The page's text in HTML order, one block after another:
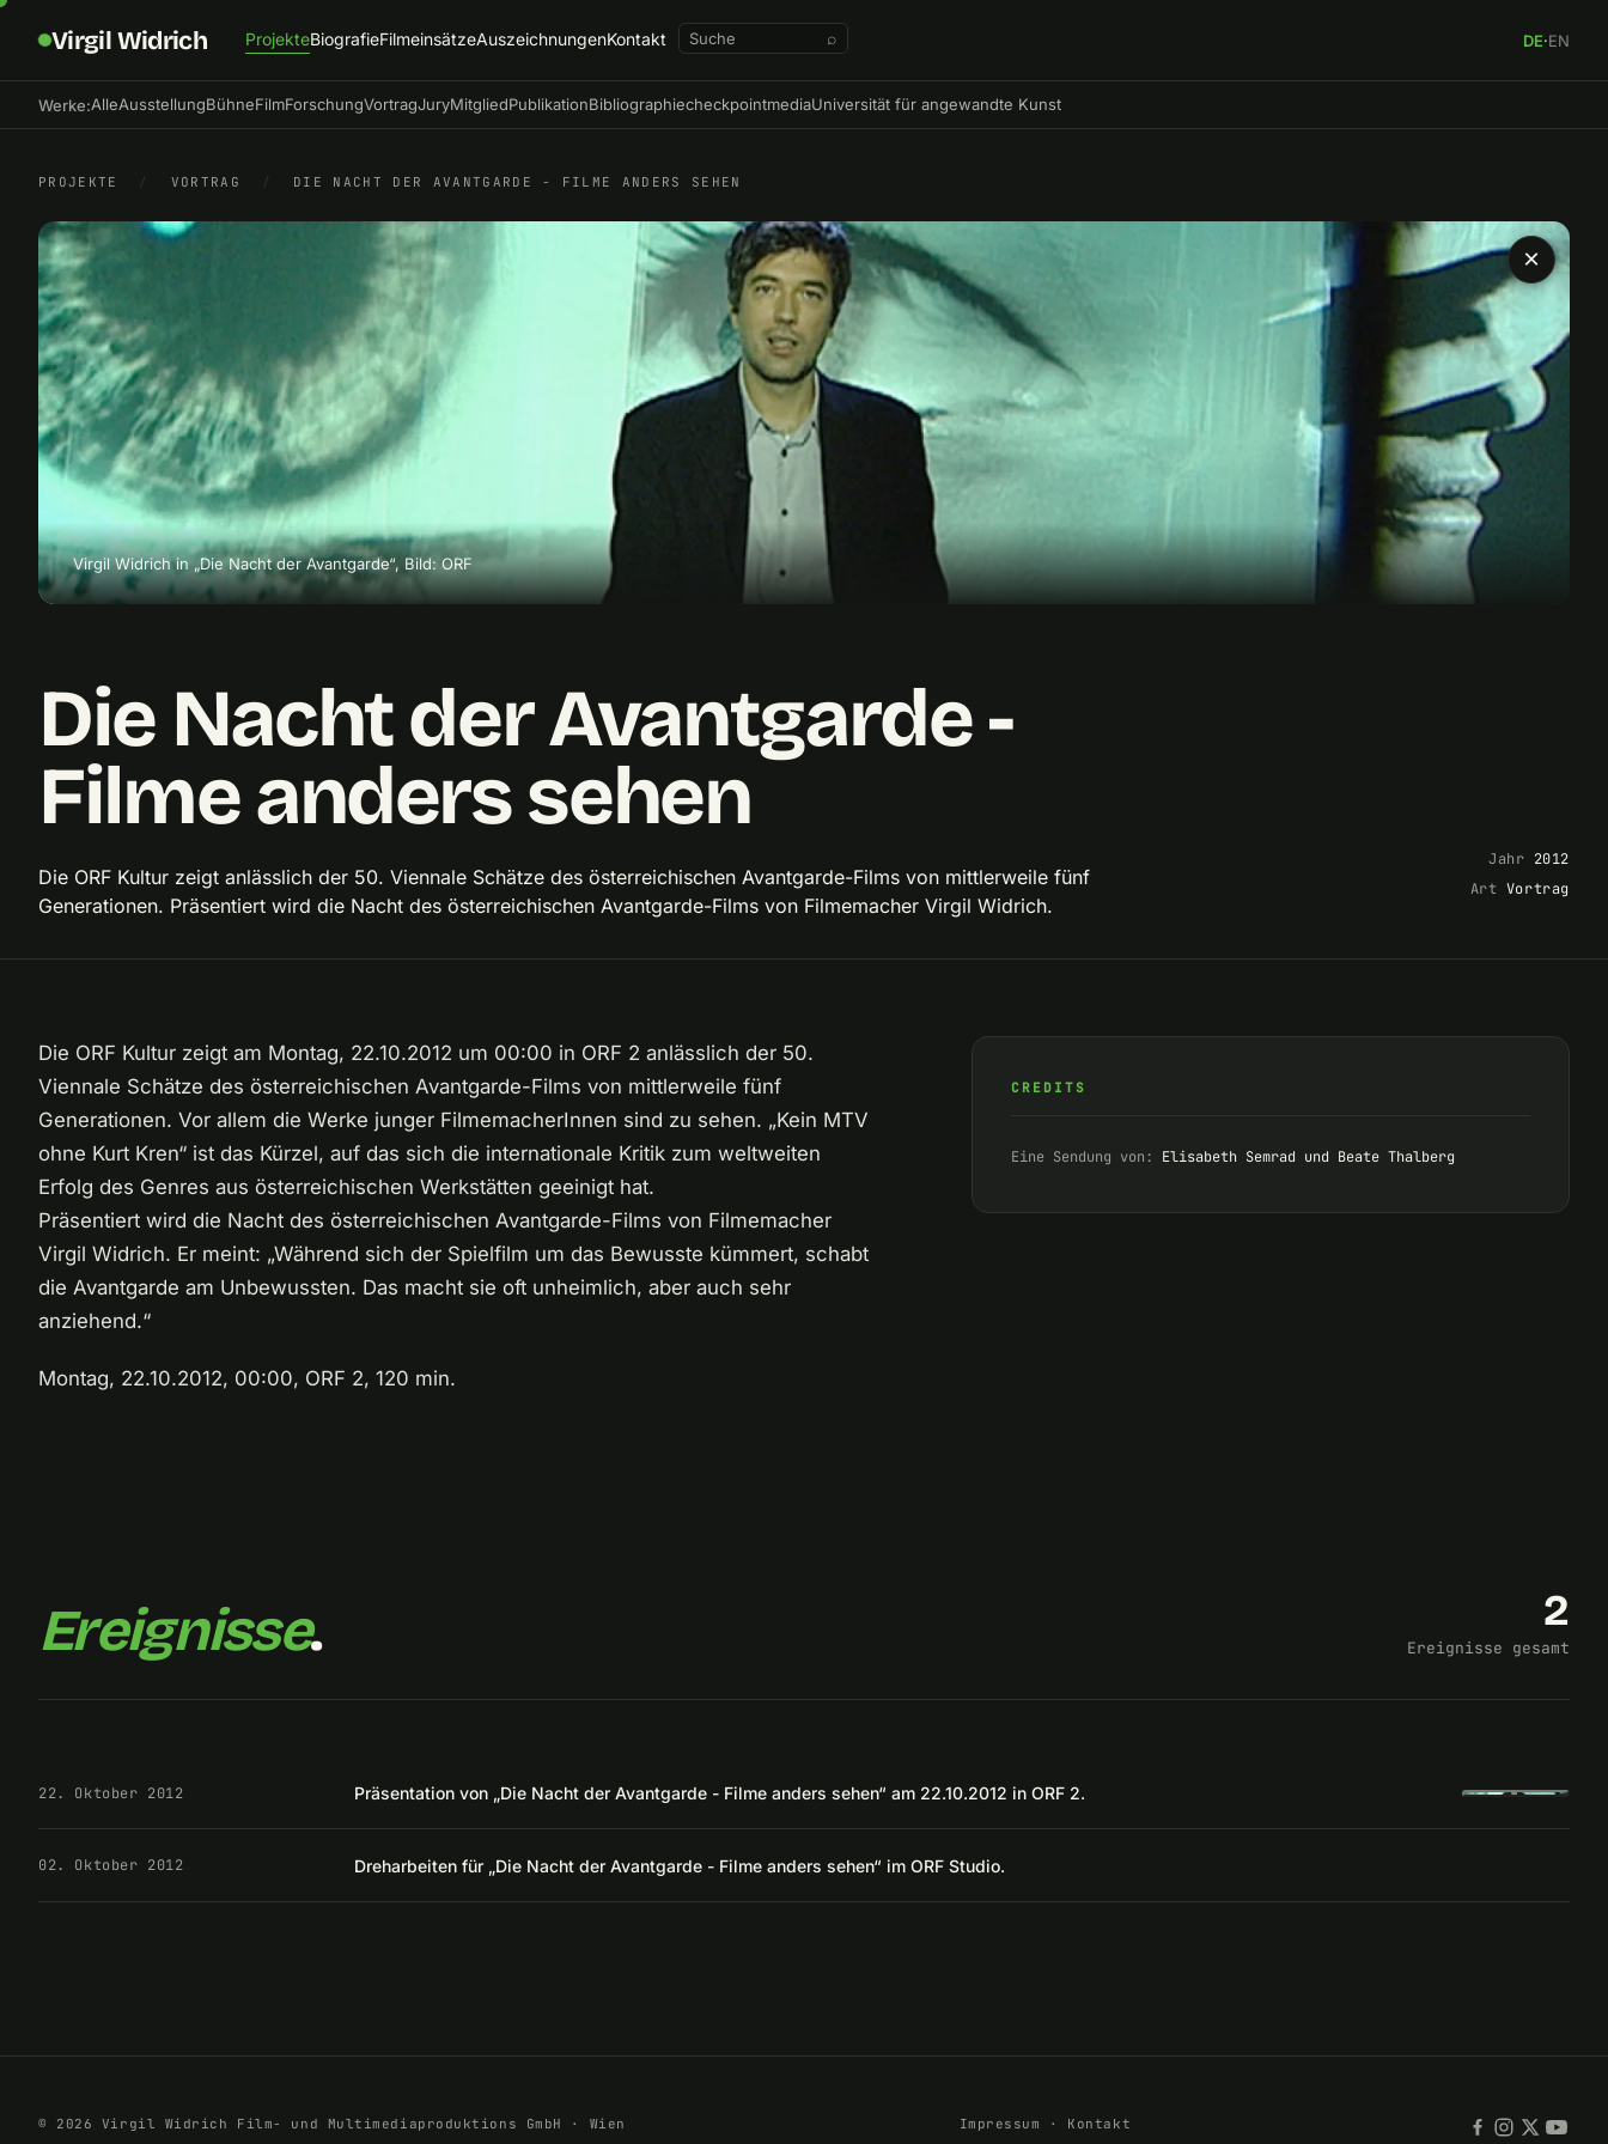
Virgil Widrich ProjekteBiografieFilmeinsätzeAuszeichnungenKontakt ⌕ DE·EN
Werke:AlleAusstellungBühneFilmForschungVortragJuryMitgliedPublikationBibliographiecheckpointmediaUniversität für angewandte Kunst
PROJEKTE / VORTRAG / DIE NACHT DER AVANTGARDE - FILME ANDERS SEHEN
Virgil Widrich in „Die Nacht der Avantgarde“, Bild: ORF
×
Die Nacht der Avantgarde -
Filme anders sehen
Die ORF Kultur zeigt anlässlich der 50. Viennale Schätze des österreichischen Avantgarde-Films von mittlerweile fünf
Generationen. Präsentiert wird die Nacht des österreichischen Avantgarde-Films von Filmemacher Virgil Widrich.
Jahr 2012
Art Vortrag
Die ORF Kultur zeigt am Montag, 22.10.2012 um 00:00 in ORF 2 anlässlich der 50.
Viennale Schätze des österreichischen Avantgarde-Films von mittlerweile fünf
Generationen. Vor allem die Werke junger FilmemacherInnen sind zu sehen. „Kein MTV
ohne Kurt Kren“ ist das Kürzel, auf das sich die internationale Kritik zum weltweiten
Erfolg des Genres aus österreichischen Werkstätten geeinigt hat.
Präsentiert wird die Nacht des österreichischen Avantgarde-Films von Filmemacher
Virgil Widrich. Er meint: „Während sich der Spielfilm um das Bewusste kümmert, schabt
die Avantgarde am Unbewussten. Das macht sie oft unheimlich, aber auch sehr
anziehend.“
Montag, 22.10.2012, 00:00, ORF 2, 120 min.
CREDITS
Eine Sendung von: Elisabeth Semrad und Beate Thalberg
Ereignisse. 2
Ereignisse gesamt
22. Oktober 2012 Präsentation von „Die Nacht der Avantgarde - Filme anders sehen“ am 22.10.2012 in ORF 2.
02. Oktober 2012 Dreharbeiten für „Die Nacht der Avantgarde - Filme anders sehen“ im ORF Studio.
© 2026 Virgil Widrich Film- und Multimediaproduktions GmbH · Wien Impressum · Kontakt